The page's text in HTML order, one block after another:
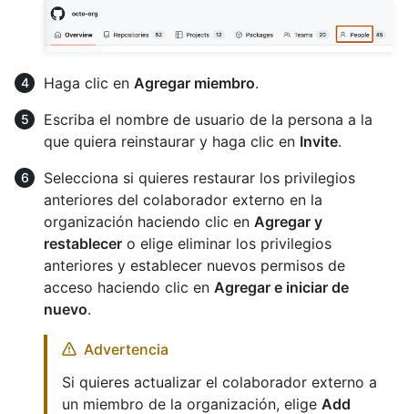
Haga clic en Agregar miembro.
Escriba el nombre de usuario de la persona a la
que quiera reinstaurar y haga clic en Invite.
Selecciona si quieres restaurar los privilegios
anteriores del colaborador externo en la
organización haciendo clic en Agregar y
restablecer o elige eliminar los privilegios
anteriores y establecer nuevos permisos de
acceso haciendo clic en Agregar e iniciar de
nuevo.
Advertencia
Si quieres actualizar el colaborador externo a
un miembro de la organización, elige Add